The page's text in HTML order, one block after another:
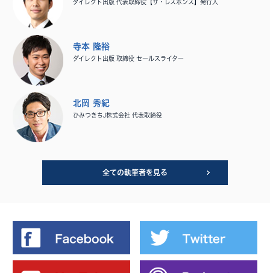
ダイレクト出版 代表取締役【ザ・レスポンス】発行人
寺本 隆裕
ダイレクト出版 取締役 セールスライター
北岡 秀紀
ひみつきちJ株式会社 代表取締役
全ての執筆者を見る